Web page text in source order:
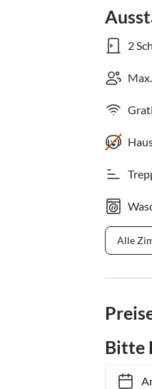
2
Alle
Bitte